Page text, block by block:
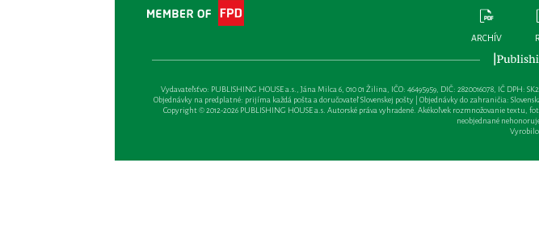
ARCHÍV
Vydavateľsťvo: PUBLISHING HOUSE a.s., Jána Milca 6, 010 01 Žilina, IČO: 46495959, DIČ: 2820016078, IČ DPH:
Objednávky na predplatné: prijíma každá pošta a doručovateľ Slovenskej pošty | Objednávky do zahraničia:
Copyright © 2012-2026 PUBLISHING HOUSE a.s. Autorské práva vyhradené. Akékoľvek rozmnožovanie
neobjednané
Vyrobilo